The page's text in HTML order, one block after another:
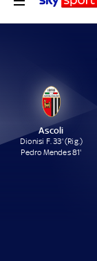
Ascoli
Dionisi F. 33' (Rig.)
Pedro Mendes 81'